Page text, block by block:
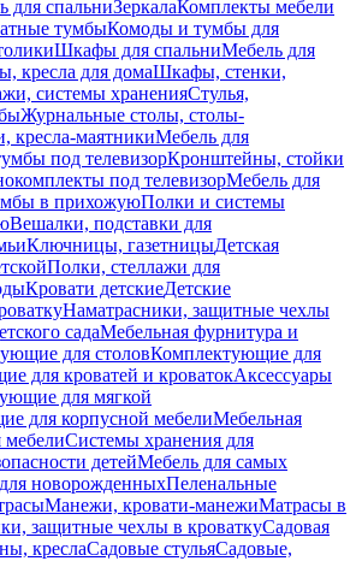
для спальниЗеркалаКомплекты мебели
тумбыКомоды и тумбы для
Шкафы для спальниМебель для
кресла для домаШкафы, стенки,
системы храненияСтулья,
Журнальные столы, столы-
кресла-маятникиМебель для
под телевизорКронштейны, стойки
под телевизорМебель для
в прихожуюПолки и системы
Вешалки, подставки для
Ключницы, газетницыДетская
Полки, стеллажи для
Кровати детскиеДетские
Наматрасники, защитные чехлы
садаМебельная фурнитура и
для столовКомплектующие для
для кроватей и кроватокАксессуары
для мягкой
для корпусной мебелиМебельная
мебелиСистемы хранения для
детейМебель для самых
новорожденныхПеленальные
Манежи, кровати-манежиМатрасы в
защитные чехлы в кроваткуСадовая
креслаСадовые стульяСадовые,